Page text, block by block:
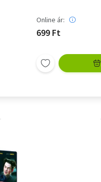
Online ár:
699 Ft